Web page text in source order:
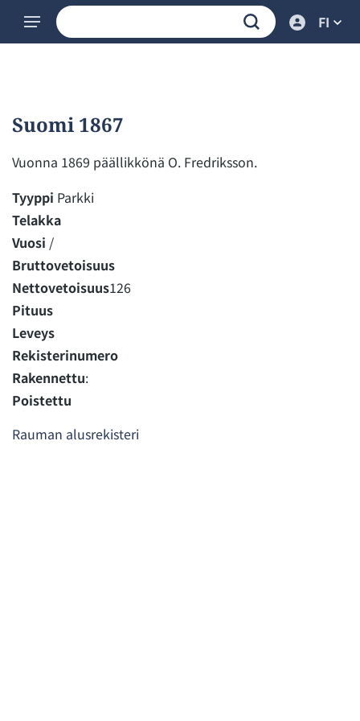
FI
Suomi 1867
Vuonna 1869 päällikkönä O. Fredriksson.
Tyyppi Parkki
Telakka
Vuosi /
Bruttovetoisuus
Nettovetoisuus126
Pituus
Leveys
Rekisterinumero
Rakennettu:
Poistettu
Rauman alusrekisteri